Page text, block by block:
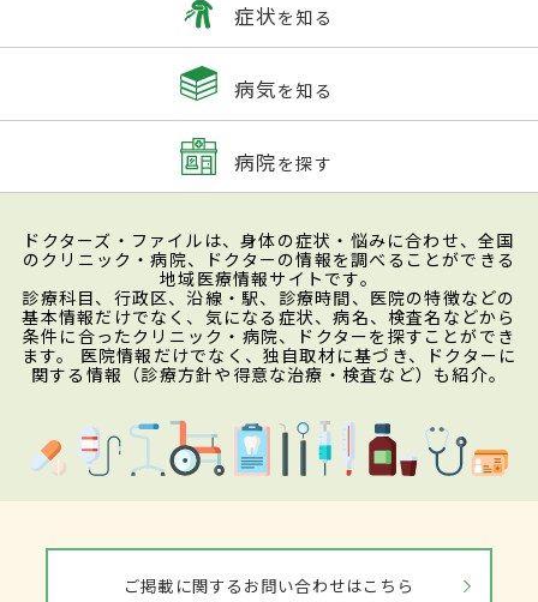
症状を知る
病気を知る
病院を探す
ドクターズ・ファイルは、身体の症状・悩みに合わせ、全国
のクリニック・病院、ドクターの情報を調べることができる
地域医療情報サイトです。
診療科目、行政区、沿線・駅、診療時間、医院の特徴などの
基本情報だけでなく、気になる症状、病名、検査名などから
条件に合ったクリニック・病院、ドクターを探すことができ
ます。 医院情報だけでなく、独自取材に基づき、ドクターに
関する情報（診療方針や得意な治療・検査など）も紹介。
ご掲載に関するお問い合わせはこちら